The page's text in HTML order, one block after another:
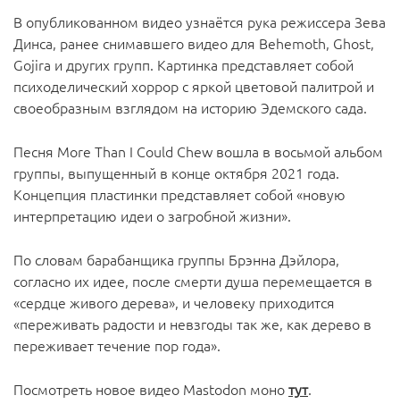
В опубликованном видео узнаётся рука режиссера Зева
Динса, ранее снимавшего видео для Behemoth, Ghost,
Gojira и других групп. Картинка представляет собой
психоделический хоррор с яркой цветовой палитрой и
своеобразным взглядом на историю Эдемского сада.
Песня More Than I Could Chew вошла в восьмой альбом
группы, выпущенный в конце октября 2021 года.
Концепция пластинки представляет собой «новую
интерпретацию идеи о загробной жизни».
По словам барабанщика группы Брэнна Дэйлора,
согласно их идее, после смерти душа перемещается в
«сердце живого дерева», и человеку приходится
«переживать радости и невзгоды так же, как дерево в
переживает течение пор года».
Посмотреть новое видео Mastodon монотут.